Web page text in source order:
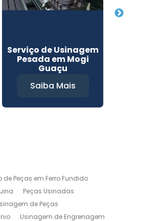
Serviço de Usinagem
Pesada em Mogi
Guaçu
Saiba Mais
Peças em Ferro Fundido
Peças Usinadas
de Peças
Usinagem de Engrenagem